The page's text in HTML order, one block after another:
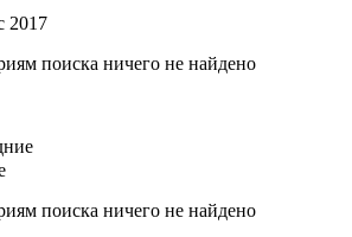
2017
поиска ничего не найдено
поиска ничего не найдено